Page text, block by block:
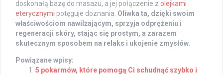
doskonałą bazę do masażu, a jej połączenie z olejkami
eterycznymi potęguje doznania. Oliwka ta, dzięki swoim
właściwościom nawilżającym, sprzyja odprężeniu i
regeneracji skóry, stając się prostym, a zarazem
skutecznym sposobem na relaks i ukojenie zmysłów.
Powiązane wpisy:
5 pokarmów, które pomogą Ci schudnąć szybko i